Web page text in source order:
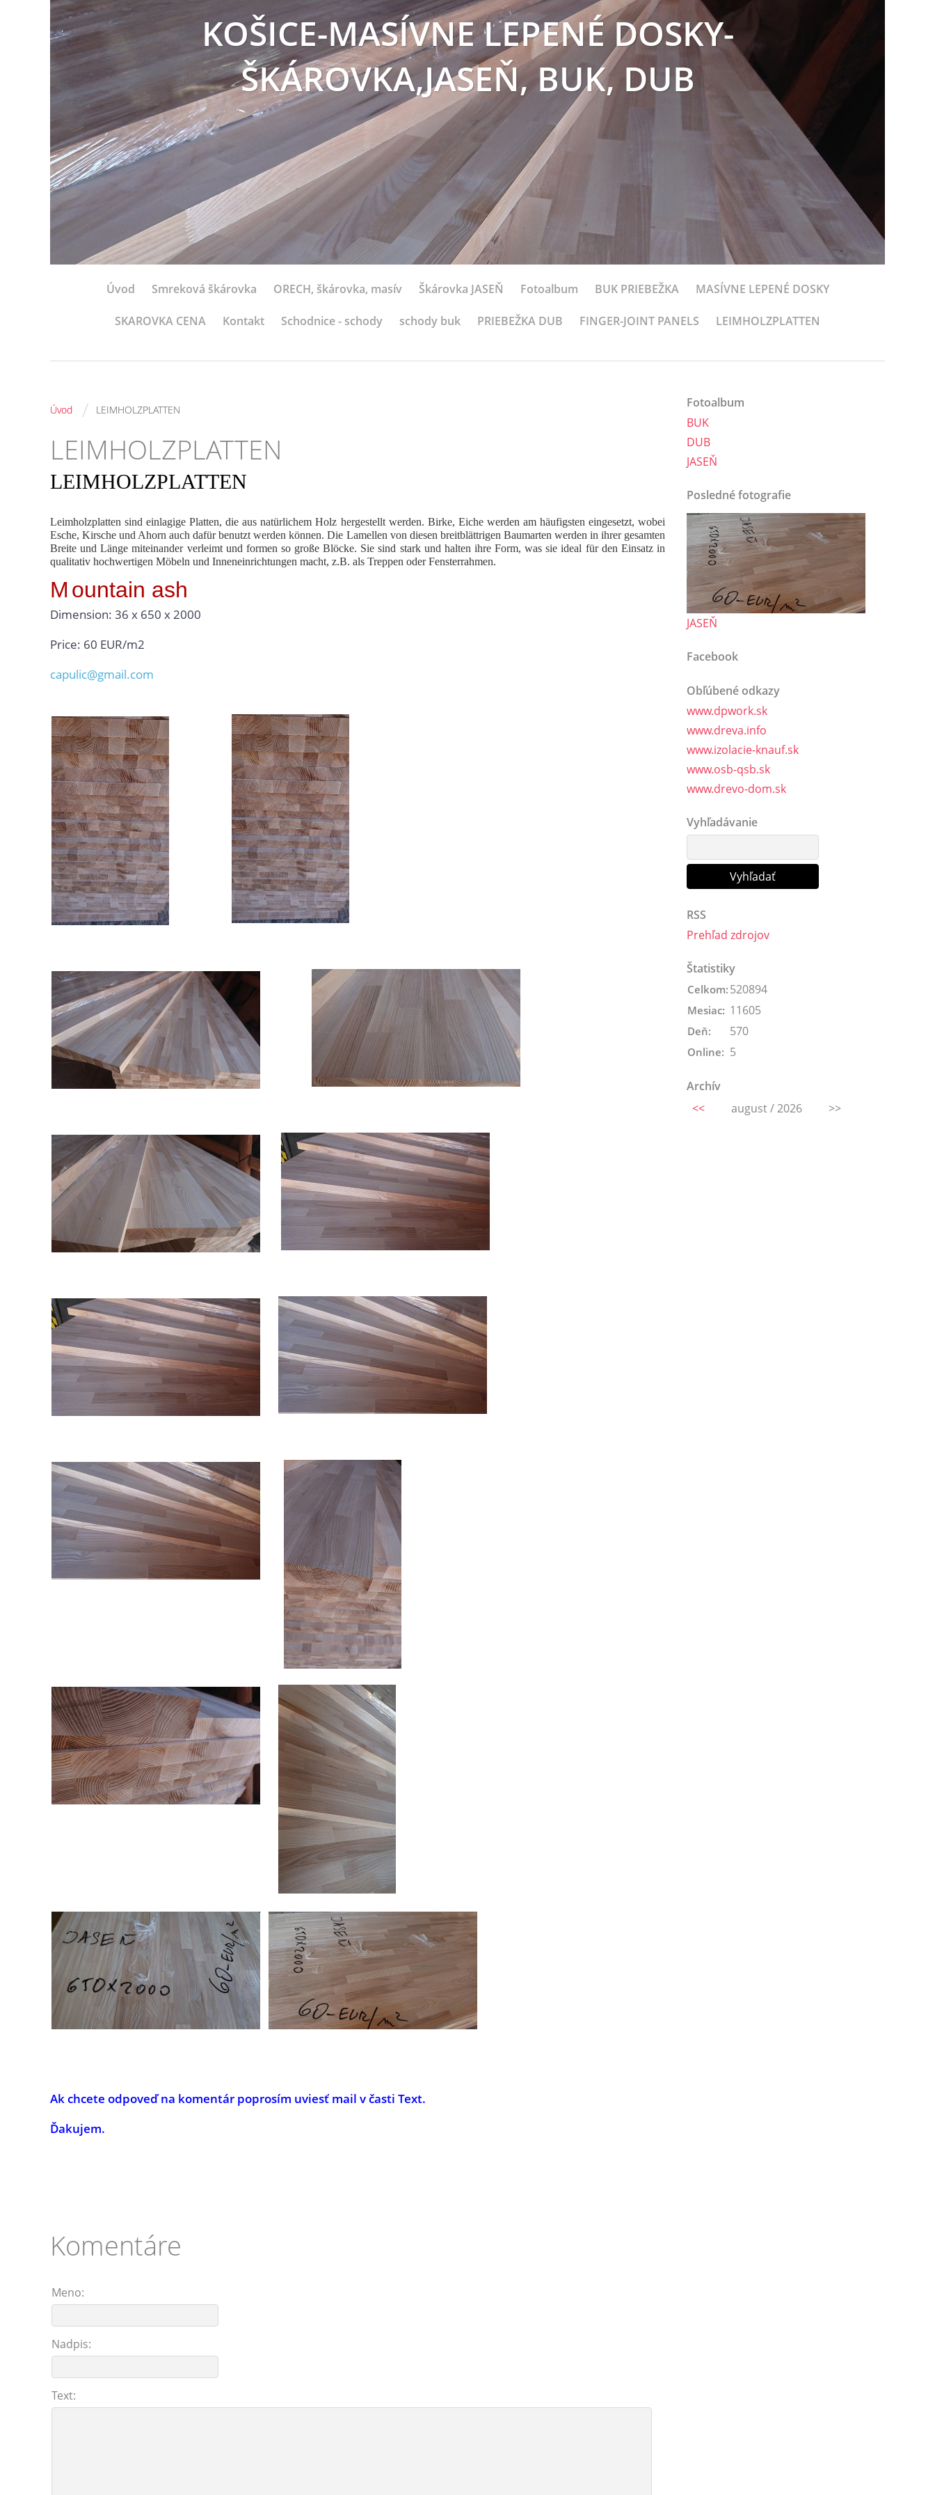
KOŠICE-MASÍVNE LEPENÉ DOSKY-
ŠKÁROVKA,JASEŇ, BUK, DUB
Úvod Smreková škárovka ORECH, škárovka, masív Škárovka JASEŇ Fotoalbum BUK PRIEBEŽKA MASÍVNE LEPENÉ DOSKY
SKAROVKA CENA Kontakt Schodnice - schody schody buk PRIEBEŽKA DUB FINGER-JOINT PANELS LEIMHOLZPLATTEN
Úvod / LEIMHOLZPLATTEN
LEIMHOLZPLATTEN
LEIMHOLZPLATTEN
Leimholzplatten sind einlagige Platten, die aus natürlichem Holz hergestellt werden. Birke, Eiche werden am häufigsten eingesetzt, wobei
Esche, Kirsche und Ahorn auch dafür benutzt werden können. Die Lamellen von diesen breitblättrigen Baumarten werden in ihrer gesamten
Breite und Länge miteinander verleimt und formen so große Blöcke. Sie sind stark und halten ihre Form, was sie ideal für den Einsatz in
qualitativ hochwertigen Möbeln und Inneneinrichtungen macht, z.B. als Treppen oder Fensterrahmen.
M ountain ash
Dimension: 36 x 650 x 2000
Price: 60 EUR/m2
capulic@gmail.com
Ak chcete odpoveď na komentár poprosím uviesť mail v časti Text.
Ďakujem.
Komentáre
Meno:
Nadpis:
Text:
Fotoalbum
BUK
DUB
JASEŇ
Posledné fotografie
JASEŇ
Facebook
Obľúbené odkazy
www.dpwork.sk
www.dreva.info
www.izolacie-knauf.sk
www.osb-qsb.sk
www.drevo-dom.sk
Vyhľadávanie
RSS
Prehľad zdrojov
Štatistiky
Online: 5
Celkom: 520894
Mesiac: 11605
Deň: 570
Archív
<<
august / 2026 >>